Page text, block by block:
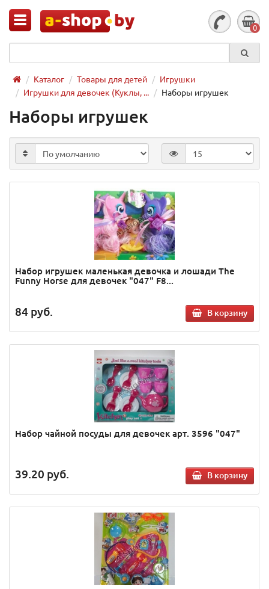
0
Каталог Товары для детей
Игрушки
Игрушки для девочек (Куклы, ...
Наборы игрушек
Наборы игрушек
Набор игрушек маленькая девочка и лошади The
Funny Horse для девочек "047" F8...
84 руб. В корзину
Набор чайной посуды для девочек арт. 3596 "047"
39.20 руб. В корзину